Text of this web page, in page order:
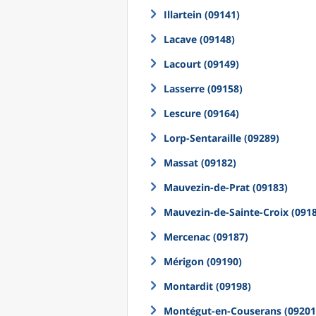
Illartein (09141)
Lacave (09148)
Lacourt (09149)
Lasserre (09158)
Lescure (09164)
Lorp-Sentaraille (09289)
Massat (09182)
Mauvezin-de-Prat (09183)
Mauvezin-de-Sainte-Croix
Mercenac (09187)
Mérigon (09190)
Montardit (09198)
Montégut-en-Couserans